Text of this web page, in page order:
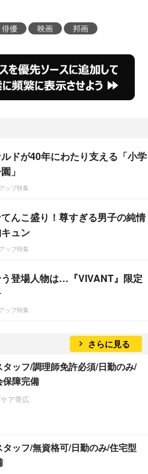
俳優 映画 邦画
ドが40年にわたり支える「小学
」
ップ特集
んこ盛り！尊すぎる男子の純情
ュン
ップ特集
登場人物は…『VIVANT』限定
ップ特集
さらに見る
タッフ/調理師免許必須/日勤のみ/
保障完備
ア帯広
タッフ/無資格可/日勤のみ/住宅型